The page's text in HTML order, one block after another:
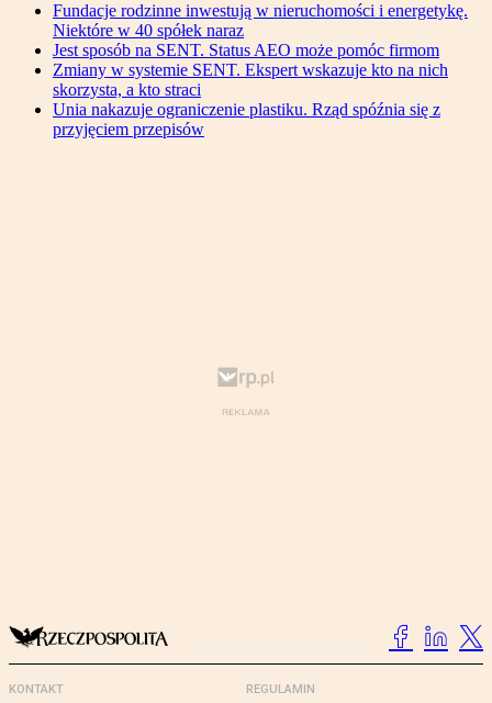
Fundacje rodzinne inwestują w nieruchomości i energetykę.
Niektóre w 40 spółek naraz
Jest sposób na SENT. Status AEO może pomóc firmom
Zmiany w systemie SENT. Ekspert wskazuje kto na nich
skorzysta, a kto straci
Unia nakazuje ograniczenie plastiku. Rząd spóźnia się z
przyjęciem przepisów
KONTAKT REGULAMIN